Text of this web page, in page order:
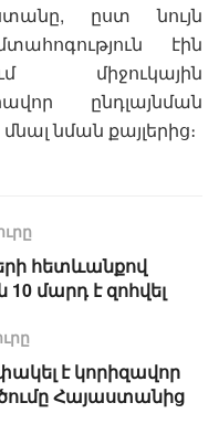
ըստ նույն
էին
միջուկային
ընդլայնման
նման քայլերից։
հետևանքով
մարդ է զոհվել
է կորիզավոր
Հայաստանից